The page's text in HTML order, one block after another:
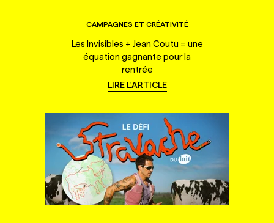
CAMPAGNES ET CRÉATIVITÉ
Les Invisibles + Jean Coutu = une
équation gagnante pour la
rentrée
LIRE L'ARTICLE